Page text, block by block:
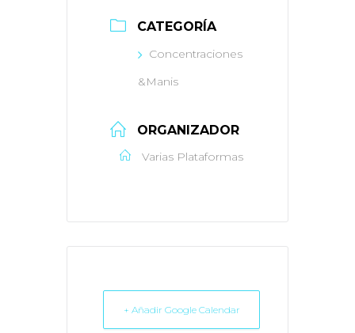
CATEGORÍA
Concentraciones
&Manis
ORGANIZADOR
Varias Plataformas
+ Añadir Google Calendar